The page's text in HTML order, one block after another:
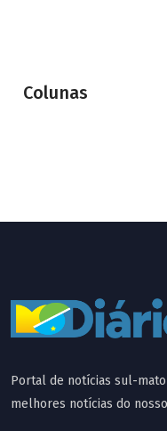
Colunas
Portal de notícias sul-
melhores notícias do